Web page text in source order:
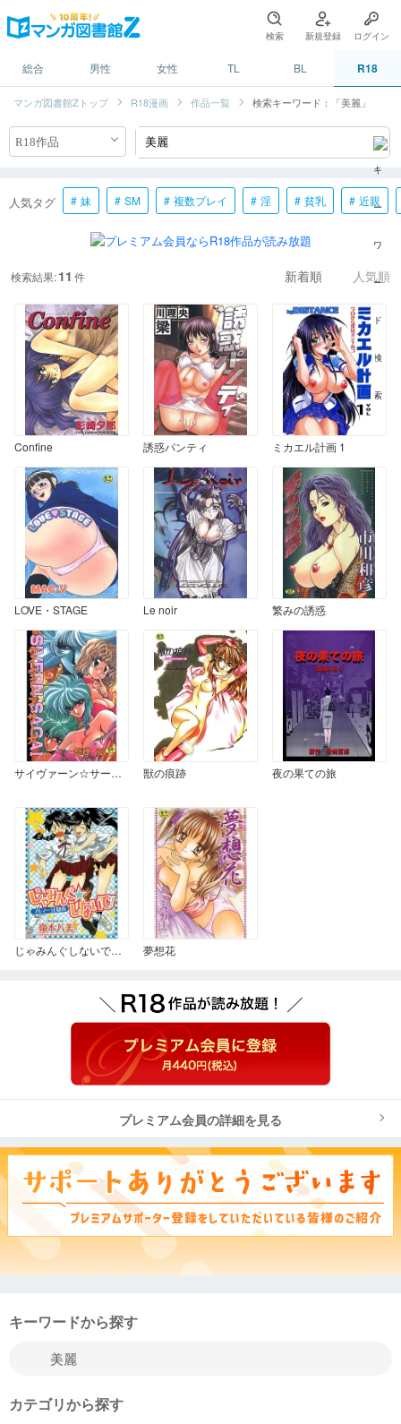
検索 新規登録 ログイン
総合 男性 女性 TL BL R18
マンガ図書館Zトップ R18漫画 作品一覧 検索キーワード：「美麗」
人気タグ 妹 SM 複数プレイ 淫 貧乳 近親
検索結果:11 件 新着順 人気順
Confine 誘惑パンティ ミカエル計画 1
LOVE・STAGE Le noir 繁みの誘惑
サイヴァーン☆サーガ 1 獣の痕跡 夜の果ての旅
じゃみんぐしないで！-ブルマー狂騒曲- 夢想花
プレミアム会員の詳細を見る
キーワードから探す
カテゴリから探す